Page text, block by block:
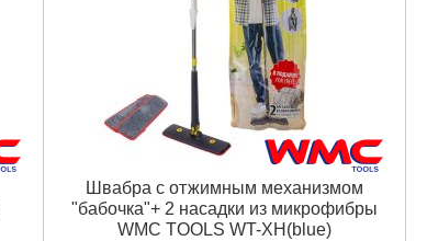
Швабра с отжимным механизмом
"бабочка"+ 2 насадки из микрофибры
WMC TOOLS WT-XH(blue)